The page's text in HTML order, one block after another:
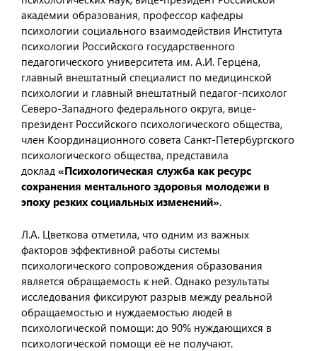
академии образования, профессор кафедры
психологии социального взаимодействия Института
психологии Российского государственного
педагогического университета им. А.И. Герцена,
главный внештатный специалист по медицинской
психологии и главный внештатный педагог-психолог
Северо-Западного федерального округа, вице-
президент Российского психологического общества,
член Координационного совета Санкт-Петербургского
психологического общества, представила
доклад «Психологическая служба как ресурс
сохранения ментального здоровья молодежи в
эпоху резких социальных изменений».
Л.А. Цветкова отметила, что одним из важных
факторов эффективной работы системы
психологического сопровождения образования
является обращаемость к ней. Однако результаты
исследования фиксируют разрыв между реальной
обращаемостью и нуждаемостью людей в
психологической помощи: до 90% нуждающихся в
психологической помощи её не получают.